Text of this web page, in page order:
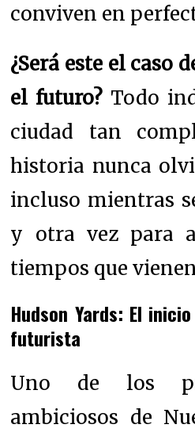
conviven en
¿Será este el caso
el futuro? Todo
ciudad tan
historia nunca
incluso mientras
y otra vez para
tiempos que
Hudson Yards: El
futurista
Uno de los
ambiciosos de